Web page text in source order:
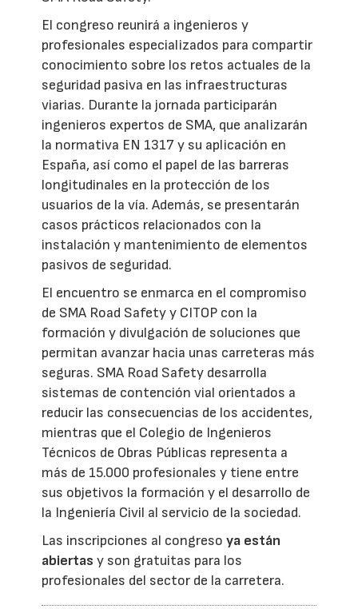
El congreso reunirá a ingenieros y
profesionales especializados para compartir
conocimiento sobre los retos actuales de la
seguridad pasiva en las infraestructuras
viarias. Durante la jornada participarán
ingenieros expertos de SMA, que analizarán
la normativa EN 1317 y su aplicación en
España, así como el papel de las barreras
longitudinales en la protección de los
usuarios de la vía. Además, se presentarán
casos prácticos relacionados con la
instalación y mantenimiento de elementos
pasivos de seguridad.
El encuentro se enmarca en el compromiso
de SMA Road Safety y CITOP con la
formación y divulgación de soluciones que
permitan avanzar hacia unas carreteras más
seguras. SMA Road Safety desarrolla
sistemas de contención vial orientados a
reducir las consecuencias de los accidentes,
mientras que el Colegio de Ingenieros
Técnicos de Obras Públicas representa a
más de 15.000 profesionales y tiene entre
sus objetivos la formación y el desarrollo de
la Ingeniería Civil al servicio de la sociedad.
Las inscripciones al congresoya están
abiertas y son gratuitas para los
profesionales del sector de la carretera.